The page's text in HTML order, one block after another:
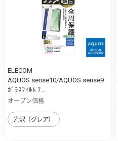
ELECOM
AQUOS sense10/AQUOS sense9
ｶﾞﾗｽﾌｨﾙﾑ ﾌ...
オープン価格
光沢（グレア）